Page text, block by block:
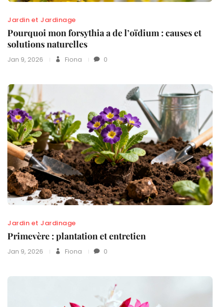
Jardin et Jardinage
Pourquoi mon forsythia a de l’oïdium : causes et
solutions naturelles
Jan 9, 2026 Fiona 0
Jardin et Jardinage
Primevère : plantation et entretien
Jan 9, 2026 Fiona 0